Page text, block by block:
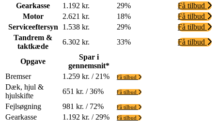
Gearkasse
1.192 kr. 29%
Få tilbud
Motor
2.621 kr. 18%
Få tilbud
Serviceeftersyn
1.538 kr. 29%
Få tilbud
Tandrem &
taktkæde
6.302 kr. 33% Få tilbud
Opgave
Spar i
gennemsnit*
Bremser
1.259 kr. / 21% Få tilbud
Dæk, hjul &
hjulskifte
651 kr. / 36% Få tilbud
Fejlsøgning 981 kr. / 72% Få tilbud
Gearkasse 1.192 kr. / 29% Få tilbud